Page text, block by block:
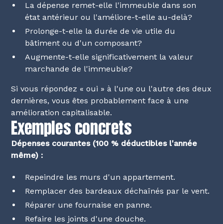
La dépense remet-elle l'immeuble dans son
état antérieur ou l'améliore-t-elle au-delà?
Prolonge-t-elle la durée de vie utile du
bâtiment ou d'un composant?
Augmente-t-elle significativement la valeur
marchande de l'immeuble?
Si vous répondez « oui » à l'une ou l'autre des deux
dernières, vous êtes probablement face à une
amélioration capitalisable.
Exemples concrets
Dépenses courantes (100 % déductibles l'année
même) :
Repeindre les murs d'un appartement.
Remplacer des bardeaux déchaînés par le vent.
Réparer une fournaise en panne.
Refaire les joints d'une douche.